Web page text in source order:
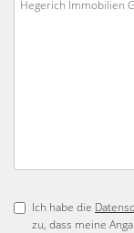
Ich habe die
zu, dass meine